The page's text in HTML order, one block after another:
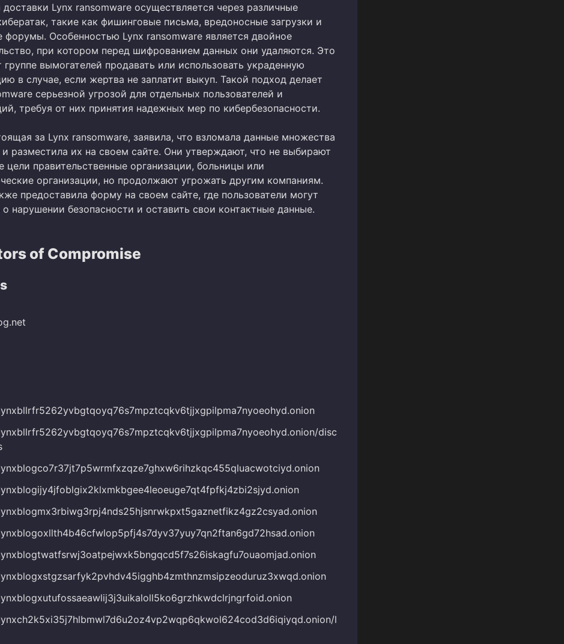
Lynx ransomware осуществляется через различные
такие как фишинговые письма, вредоносные загрузки и
форумы. Особенностью Lynx ransomware является двойное
при котором перед шифрованием данных они удаляются. Это
группе вымогателей продавать или использовать украденную
в случае, если жертва не заплатит выкуп. Такой подход делает
серьезной угрозой для отдельных пользователей и
требуя от них принятия надежных мер по кибербезопасности.
за Lynx ransomware, заявила, что взломала данные множества
разместила их на своем сайте. Они утверждают, что не выбирают
цели правительственные организации, больницы или
организации, но продолжают угрожать другим компаниям.
предоставила форму на своем сайте, где пользователи могут
нарушении безопасности и оставить свои контактные данные.
of Compromise
disc
l